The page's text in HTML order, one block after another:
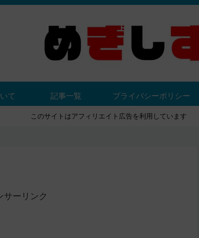
て 記事一覧 プライバシーポリシー
このサイトはアフィリエイト広告を利用しています
サーリンク